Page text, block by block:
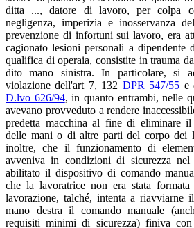
ditta ..., datore di lavoro, per colpa
negligenza, imperizia e inosservanza
prevenzione di infortuni sui lavoro, era
cagionato lesioni personali a dipendente
qualifica di operaia, consistite in trauma
dito mano sinistra. In particolare, si
violazione dell'art 7, 132 DPR 547/55 e
D.lvo 626/94, in quanto entrambi, nelle
avevano provveduto a rendere
predetta macchina al fine di eliminare
delle mani o di altre parti del corpo dei
inoltre, che il funzionamento di
avveniva in condizioni di sicurezza
abilitato il dispositivo di comando
che la lavoratrice non era stata
lavorazione, talché, intenta a riavviarne
mano destra il comando manuale
requisiti minimi di sicurezza) finiva